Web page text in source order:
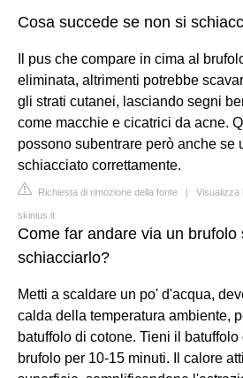
Cosa succede se non si
Il pus che compare in cima al
eliminata, altrimenti potrebbe
gli strati cutanei, lasciando segni
come macchie e cicatrici da acne.
possono subentrare però anche se
schiacciato correttamente.
Richiesta di rimozione della fonte | Visualizza
skinius.it
Come far andare via un brufolo
schiacciarlo?
Metti a scaldare un po' d'acqua,
calda della temperatura ambiente,
batuffolo di cotone. Tieni il batuffolo
brufolo per 10-15 minuti. Il calore